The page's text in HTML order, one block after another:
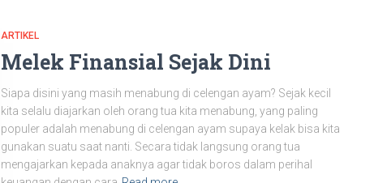
ARTIKEL
Melek Finansial Sejak Dini
Siapa disini yang masih menabung di celengan ayam? Sejak kecil
kita selalu diajarkan oleh orang tua kita menabung, yang paling
populer adalah menabung di celengan ayam supaya kelak bisa kita
gunakan suatu saat nanti. Secara tidak langsung orang tua
mengajarkan kepada anaknya agar tidak boros dalam perihal